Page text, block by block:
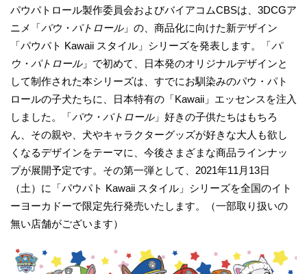
パウパトロール製作委員会およびバイアコムCBSは、3DCGア
ニメ「パウ・パトロール」の、商品化に向けた新デザイン
「パウパト Kawaii スタイル」シリーズを発表します。「パ
ウ・パトロール」で初めて、日本発のオリジナルデザインと
して制作された本シリーズは、すでにお馴染みのパウ・パト
ロールの子犬たちに、日本特有の「Kawaii」エッセンスを注入
しました。「パウ・パトロール」好きの子供たちはもちろ
ん、その親や、犬やキャラクターグッズが好きな大人も欲し
くなるデザインをテーマに、今後さまざまな商品ラインナッ
プが展開予定です。その第一弾として、2021年11月13日
（土）に「パウパト Kawaii スタイル」シリーズを全国のイト
ーヨーカドーで限定先行発売いたします。（一部取り扱いの
無い店舗がございます）